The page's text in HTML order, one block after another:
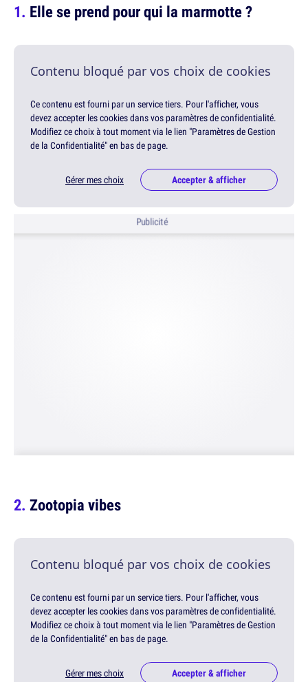
Elle se prend pour qui la marmotte ?
Contenu bloqué par vos choix de cookies
Ce contenu est fourni par un service tiers. Pour l'afficher, vous
devez accepter les cookies dans vos paramètres de confidentialité.
Modifiez ce choix à tout moment via le lien "Paramètres de Gestion
de la Confidentialité" en bas de page.
Gérer mes choix Accepter & afficher
Publicité
Zootopia vibes
Contenu bloqué par vos choix de cookies
Ce contenu est fourni par un service tiers. Pour l'afficher, vous
devez accepter les cookies dans vos paramètres de confidentialité.
Modifiez ce choix à tout moment via le lien "Paramètres de Gestion
de la Confidentialité" en bas de page.
Gérer mes choix Accepter & afficher